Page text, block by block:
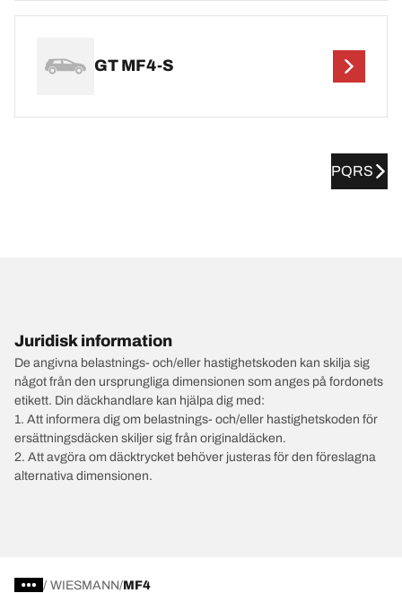
GT MF4-S
PQRS
Juridisk information
De angivna belastnings- och/eller hastighetskoden kan skilja sig
något från den ursprungliga dimensionen som anges på fordonets
etikett. Din däckhandlare kan hjälpa dig med:
1. Att informera dig om belastnings- och/eller hastighetskoden för
ersättningsdäcken skiljer sig från originaldäcken.
2. Att avgöra om däcktrycket behöver justeras för den föreslagna
alternativa dimensionen.
/ WIESMANN MF4